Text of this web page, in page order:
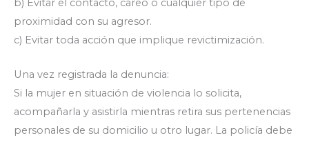
b) Evitar el contacto, careo o cualquier tipo de
proximidad con su agresor.
c) Evitar toda acción que implique revictimización.
Una vez registrada la denuncia:
Si la mujer en situación de violencia lo solicita,
acompañarla y asistirla mientras retira sus pertenencias
personales de su domicilio u otro lugar. La policía debe